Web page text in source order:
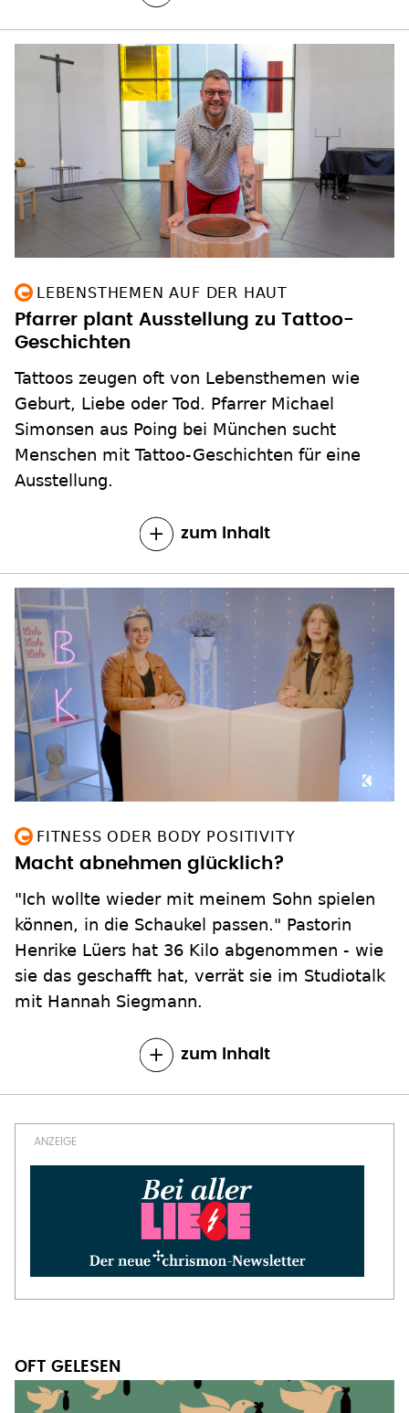
LEBENSTHEMEN AUF DER HAUT
Pfarrer plant Ausstellung zu Tattoo-
Geschichten
Tattoos zeugen oft von Lebensthemen wie
Geburt, Liebe oder Tod. Pfarrer Michael
Simonsen aus Poing bei München sucht
Menschen mit Tattoo-Geschichten für eine
Ausstellung.
zum Inhalt
FITNESS ODER BODY POSITIVITY
Macht abnehmen glücklich?
"Ich wollte wieder mit meinem Sohn spielen
können, in die Schaukel passen." Pastorin
Henrike Lüers hat 36 Kilo abgenommen - wie
sie das geschafft hat, verrät sie im Studiotalk
mit Hannah Siegmann.
zum Inhalt
OFT GELESEN